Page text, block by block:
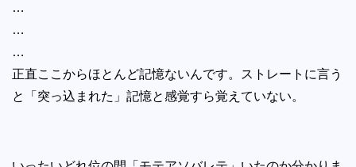
…
…
…
正直ここからほとんど記憶ないんです。ストレートに言う
と「突っ込まれた」記憶と感覚すら覚えていない。